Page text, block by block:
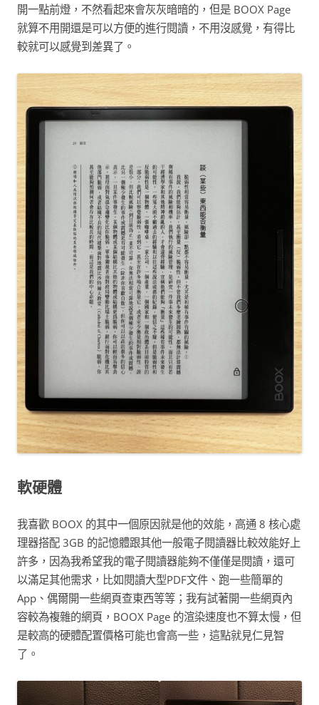
開一點前燈，不然看起來會灰灰暗暗的，但是 BOOX Page
就算不用開還是可以方便的進行閱讀，不用沒感覺，有得比
較就可以感覺到差異了。
軟硬體
我喜歡 BOOX 的其中一個原因就是他的效能，高通 8 核心處
理器搭配 3GB 的記憶體跟其他一般電子閱讀器比較效能好上
許多，因為我希望我的電子閱讀器能夠不僅僅是閱讀，還可
以滿足其他需求，比如閱讀大型PDF文件、跑一些簡單的
App、偶爾開一些網頁查東西等等；我有試著開一些網頁內
容較為複雜的網頁，BOOX Page 的渲染速度也不算太慢，但
是較高的硬體配置價格可能也會高一些，這點就見仁見智
了。